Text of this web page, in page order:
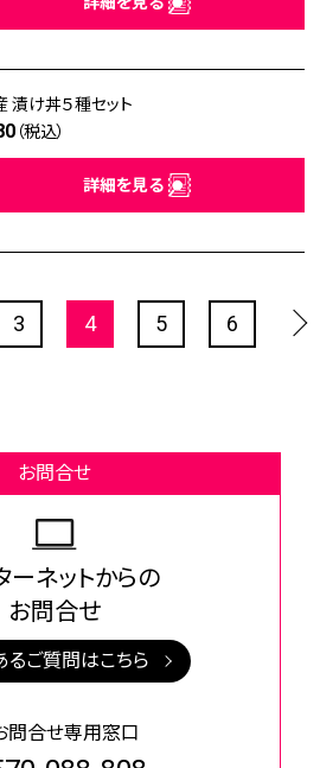
漬け丼５種セット
（税込）
詳細を見る
3 4 5 6
お問合せ
ーネットからの
お問合せ
るご質問はこちら
問合せ専用窓口